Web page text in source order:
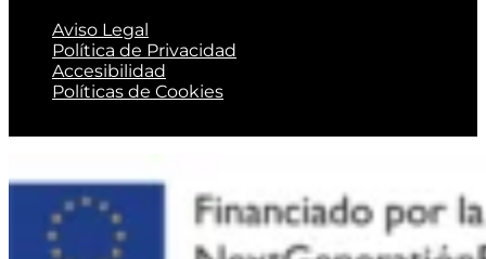
Aviso Legal
Política de Privacidad
Accesibilidad
Políticas de Cookies